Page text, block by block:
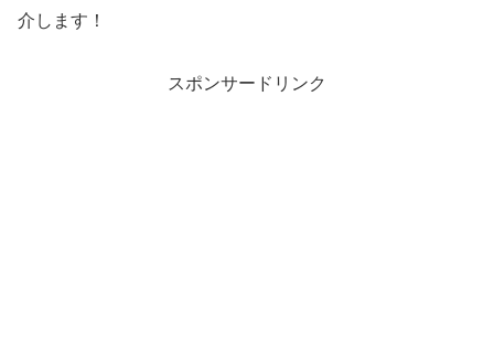
介します！
スポンサードリンク